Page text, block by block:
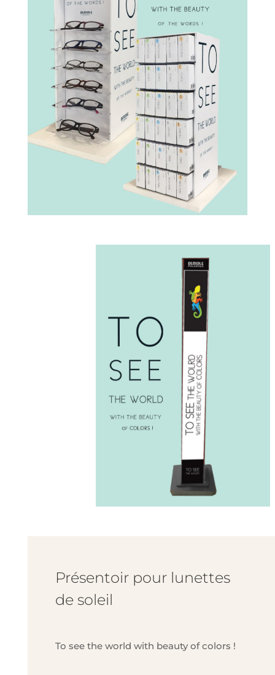
Présentoir pour lunettes
de soleil
To see the world with beauty of colors !